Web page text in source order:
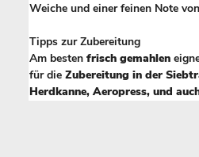
Weiche und einer feinen Note
Tipps zur Zubereitung
Am besten frisch gemahlen
für die Zubereitung in der
Herdkanne, Aeropress, und